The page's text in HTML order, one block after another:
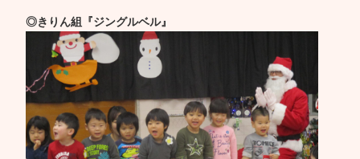
◎きりん組『ジングルベル』